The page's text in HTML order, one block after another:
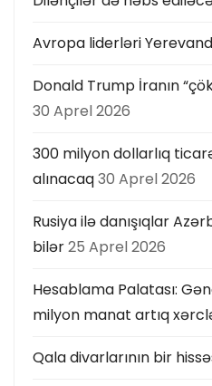
Avropa liderləri
Donald Trump İranın
30 Aprel 2026
300 milyon dollarlıq
alınacaq30 Aprel 2026
Rusiya ilə danışıqlar
bilər25 Aprel 2026
Hesablama Palatası:
milyon manat artıq
Qala divarlarının bir